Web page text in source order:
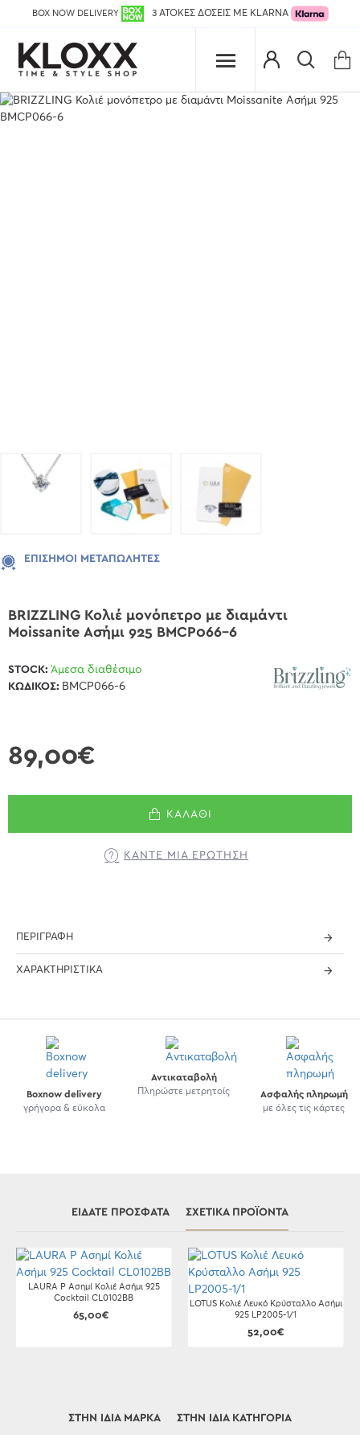
BOX NOW DELIVERY 3 ΑΤΟΚΕΣ ΔΟΣΕΙΣ ΜΕ KLARNA
ΕΠΊΣΗΜΟΙ ΜΕΤΑΠΩΛΗΤΈΣ
BRIZZLING Κολιέ μονόπετρο με διαμάντι
Moissanite Ασήμι 925 BMCP066-6
89,00€
STOCK: Άμεσα διαθέσιμο
ΚΩΔΙΚΌΣ: BMCP066-6
ΚΑΛΆΘΙ
ΚΆΝΤΕ ΜΊΑ ΕΡΏΤΗΣΗ
ΠΕΡΙΓΡΑΦΉ
ΧΑΡΑΚΤΗΡΙΣΤΙΚΆ
Boxnow delivery
γρήγορα & εύκολα
Αντικαταβολή
Πληρώστε μετρητοίς
Ασφαλής πληρωμή
με όλες τις κάρτες
ΕΊΔΑΤΕ ΠΡΌΣΦΑΤΑ ΣΧΕΤΙΚΆ ΠΡΟΪΌΝΤΑ
LAURA P Ασημί Κολιέ Ασήμι 925
Cocktail CL0102BB
65,00€
LOTUS Κολιέ Λευκό Κρύσταλλο Ασήμι
925 LP2005-1/1
52,00€
ΣΤΗΝ ΊΔΙΑ ΜΆΡΚΑ ΣΤΗΝ ΊΔΙΑ ΚΑΤΗΓΟΡΊΑ